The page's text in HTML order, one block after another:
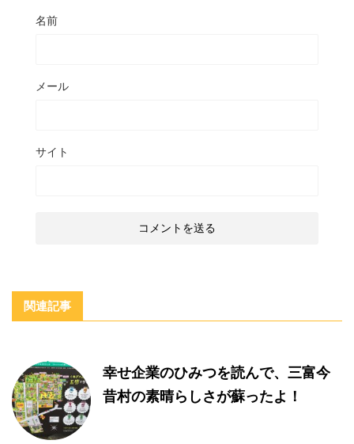
名前
メール
サイト
関連記事
幸せ企業のひみつを読んで、三富今
昔村の素晴らしさが蘇ったよ！